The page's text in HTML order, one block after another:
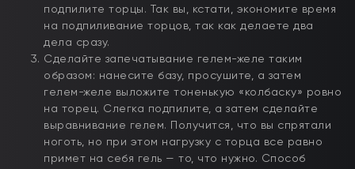
подпилите торцы. Так вы, кстати, экономите время
на подпиливание торцов, так как делаете два
дела сразу.
Сделайте запечатывание гелем-желе таким
образом: нанесите базу, просушите, а затем
гелем-желе выложите тоненькую «колбаску» ровно
на торец. Слегка подпилите, а затем сделайте
выравнивание гелем. Получится, что вы спрятали
ноготь, но при этом нагрузку с торца все равно
примет на себя гель — то, что нужно. Способ